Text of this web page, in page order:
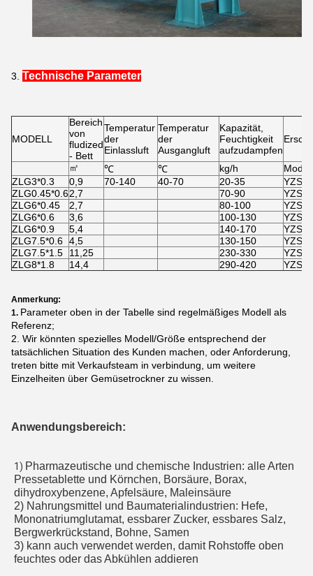
3. Technische Parameter
MODELL
Bereich
von
fludized
- Bett
Temperatur
der
Einlassluft
Temperatur
der
Ausgangluft
Kapazität,
Feuchtigkeit
aufzudampfen
㎡ ℃ ℃ kg/h
Modell
ZLG3*0.3
0,9 70-140 40-70 20-35
ZLG0.45*0.62,7 70-90
ZLG6*0.45
2,7 80-100
ZLG6*0.6
3,6 100-130
ZLG6*0.9
5,4 140-170
ZLG7.5*0.6 4,5 130-150
ZLG7.5*1.5
11,25 230-330
ZLG8*1.8
14,4 290-420
Anmerkung:
1. Parameter oben in der Tabelle sind regelmäßiges Modell als
Referenz;
2. Wir könnten spezielles Modell/Größe entsprechend der
tatsächlichen Situation des Kunden machen, oder Anforderung,
treten bitte mit Verkaufsteam in verbindung, um weitere
Einzelheiten über Gemüsetrockner zu wissen.
Anwendungsbereich:
1) Pharmazeutische und chemische Industrien: alle Arten
Pressetablette und Körnchen, Borsäure, Borax,
dihydroxybenzene, Apfelsäure, Maleinsäure
2) Nahrungsmittel und Baumaterialindustrien: Hefe,
Mononatriumglutamat, essbarer Zucker, essbares Salz,
Bergwerkrückstand, Bohne, Samen
3) kann auch verwendet werden, damit Rohstoffe oben
feuchtes oder das Abkühlen addieren